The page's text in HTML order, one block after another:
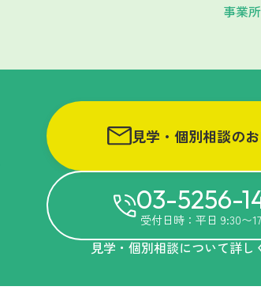
事業
見学・個別相談の
03-5256-
受付日時：平日 9:30〜
見学・個別相談について詳し